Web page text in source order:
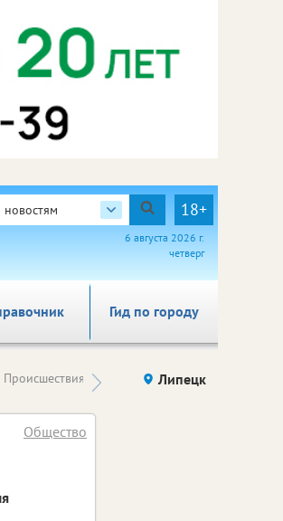
новостям 18+
6 августа 2026 г.
четверг
Гид по городу
Происшествия Здоровье компаний (на
правах
Липецк
Общество